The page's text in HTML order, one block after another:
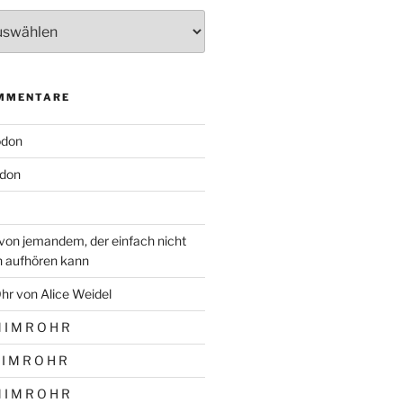
jemandem, der einfach nicht
aufhören kann
von Alice Weidel
I M R O H R
M R O H R
I M R O H R